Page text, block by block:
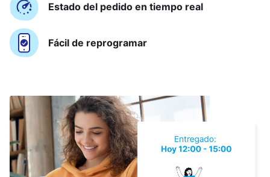
Estado del pedido en tiempo real
Fácil de reprogramar